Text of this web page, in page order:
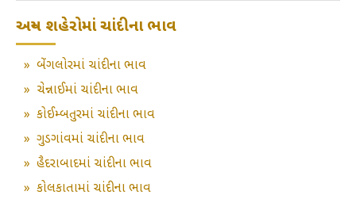
અન્ય શહેરોમાં ચાંદીના ભાવ
» બેંગલોરમાં ચાંદીના ભાવ
» ચેન્નાઈમાં ચાંદીના ભાવ
» કોઈમ્બતુરમાં ચાંદીના ભાવ
» ગુડગાંવમાં ચાંદીના ભાવ
» હૈદરાબાદમાં ચાંદીના ભાવ
» કોલકાતામાં ચાંદીના ભાવ